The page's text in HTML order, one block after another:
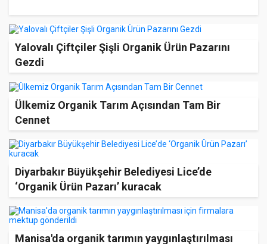
Yalovalı Çiftçiler Şişli Organik Ürün Pazarını
Gezdi
Ülkemiz Organik Tarım Açısından Tam Bir
Cennet
Diyarbakır Büyükşehir Belediyesi Lice’de
‘Organik Ürün Pazarı’ kuracak
Manisa'da organik tarımın yaygınlaştırılması